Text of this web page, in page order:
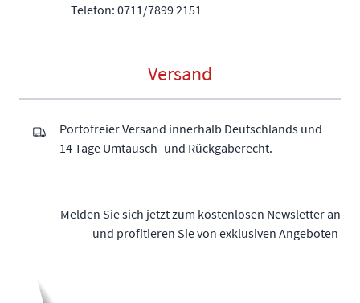
Telefon: 0711/7899 2151
Versand
Portofreier Versand innerhalb Deutschlands und
14 Tage Umtausch- und Rückgaberecht.
Melden Sie sich jetzt zum kostenlosen Newsletter an
und profitieren Sie von exklusiven Angeboten